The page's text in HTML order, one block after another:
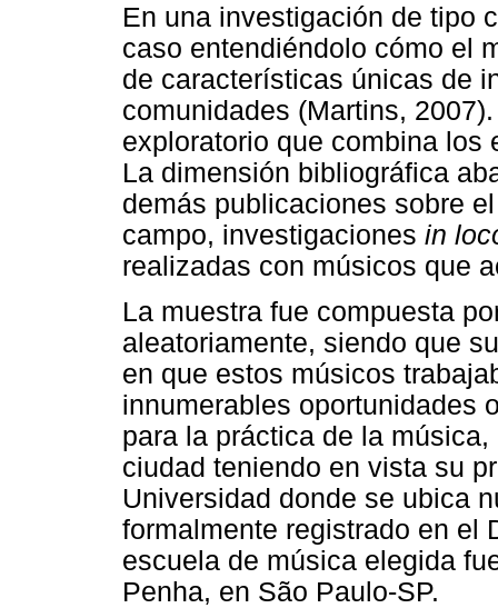
En una investigación de tipo
caso entendiéndolo cómo el
de características únicas de
comunidades (Martins,
exploratorio que combina los
La dimensión bibliográfica
demás publicaciones sobre
campo, investigaciones in
realizadas con músicos que
La muestra fue compuesta
aleatoriamente, siendo que
en que estos músicos
innumerables oportunidades
para la práctica de la
ciudad teniendo en vista su
Universidad donde se ubica
formalmente registrado en el
escuela de música elegida
Penha, en São Paulo-SP.